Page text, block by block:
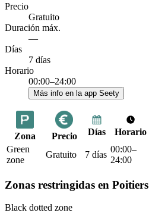
Precio
Gratuito
Duración máx.
—
Días
7 días
Horario
00:00–24:00
Más info en la app Seety
Zona Precio Días Horario
Green
zone
Gratuito 7 días
00:00–
24:00
Zonas restringidas en Poitiers
Black dotted zone